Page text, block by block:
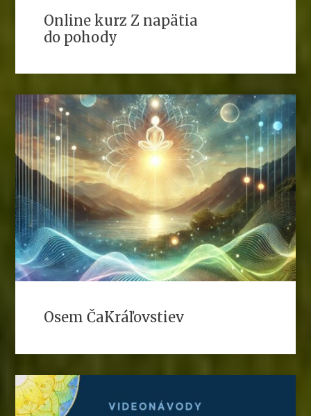
Online kurz Z napätia
do pohody
Osem ČaKráľovstiev